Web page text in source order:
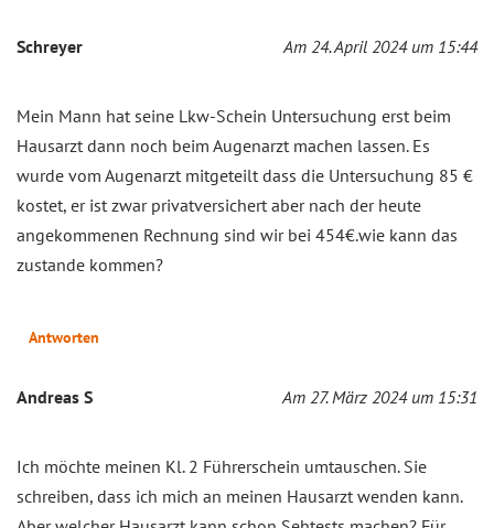
Schreyer Am 24. April 2024 um 15:44
Mein Mann hat seine Lkw-Schein Untersuchung erst beim
Hausarzt dann noch beim Augenarzt machen lassen. Es
wurde vom Augenarzt mitgeteilt dass die Untersuchung 85 €
kostet, er ist zwar privatversichert aber nach der heute
angekommenen Rechnung sind wir bei 454€.wie kann das
zustande kommen?
Antworten
Andreas S Am 27. März 2024 um 15:31
Ich möchte meinen Kl. 2 Führerschein umtauschen. Sie
schreiben, dass ich mich an meinen Hausarzt wenden kann.